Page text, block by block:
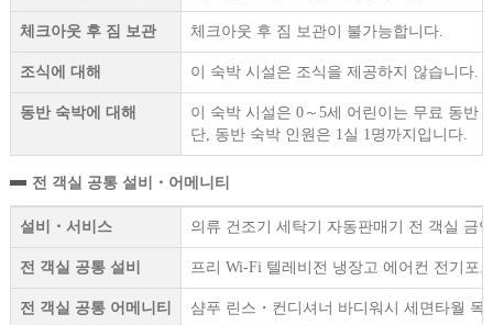
체크아웃 후 짐 보관 체크아웃 후 짐 보관이 불가능합니다.
조식에 대해 이 숙박 시설은 조식을 제공하지 않습니다.
동반 숙박에 대해
이 숙박 시설은 0～5세 어린이는 무료 동반
단, 동반 숙박 인원은 1실 1명까지입니다.
전 객실 공통 설비・어메니티
설비・서비스 의류 건조기 세탁기 자동판매기 전 객실 금
전 객실 공통 설비 프리 Wi-Fi 텔레비전 냉장고 에어컨 전기포
전 객실 공통 어메니티 샴푸 린스・컨디셔너 바디워시 세면타월